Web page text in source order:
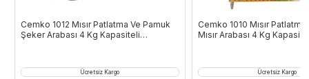
Cemko 1012 Mısır Patlatma Ve Pamuk
Şeker Arabası 4 Kg Kapasiteli
Ücretsiz Kargo
Cemko 1010 Mısır
Mısır Arabası 4 Kg
Ücretsiz Kargo